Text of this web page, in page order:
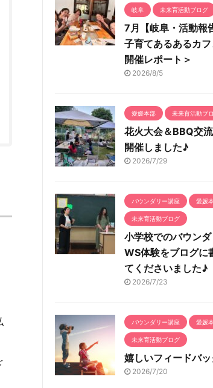
岐阜 未来育活動ブログ
7月【岐阜・活動報
子育てあるあるカフ
開催レポート＞
2026/8/5
愛媛本部 未来育活動ブ
花火大会＆BBQ交
開催しました♪
2026/7/29
バウンダリー講座 愛媛
未来育活動ブログ
小学校でのバウン
WS体験をブログに
てくださいました♪
2026/7/23
バウンダリー講座 愛媛
未来育活動ブログ
嬉しいフィードバ
2026/7/20